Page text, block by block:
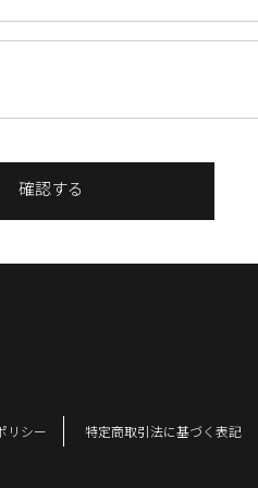
確認する
リシー 特定商取引法に基づく表記